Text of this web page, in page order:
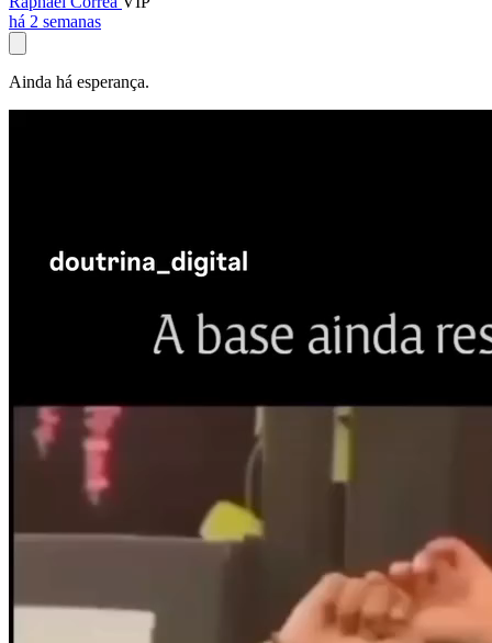
há 2 semanas
Ainda há esperança.